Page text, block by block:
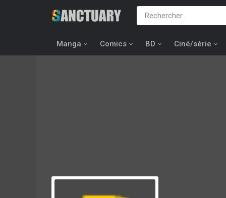
Manga Comics BD Ciné/série